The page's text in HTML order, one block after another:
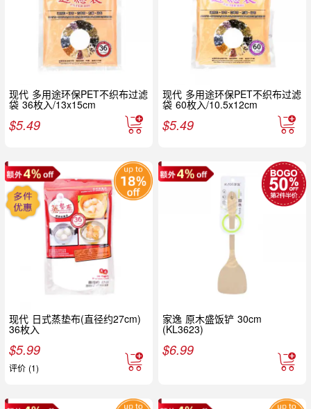
现代 多用途环保PET不织布过滤
袋 36枚入/13x15cm
$5.49
现代 多用途环保PET不织布过滤
袋 60枚入/10.5x12cm
$5.49
现代 日式蒸垫布(直径约27cm)
36枚入
$5.99
评价 (1)
家逸 原木盛饭铲 30cm
(KL3623)
$6.99